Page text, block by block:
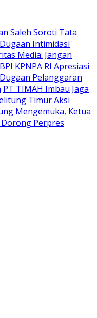
Saleh Soroti Tata
Intimidasi
Media: Jangan
BPI KPNPA RI Apresiasi
Pelanggaran
PT TIMAH Imbau Jaga
TimurAksi
Mengemuka, Ketua
Dorong Perpres